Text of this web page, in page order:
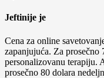
Jeftinije je
Cena za online
zapanjujuća. Za prosečno
personalizovanu terapiju.
prosečno 80 dolara